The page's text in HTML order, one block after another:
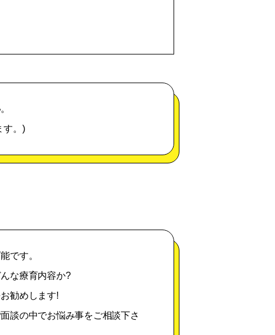
す。)
です。
な療育内容か?
勧めします!
談の中でお悩み事をご相談下さ